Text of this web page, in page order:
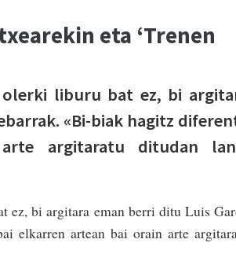
eta ‘Trenen
olerki liburu bat ez, bi
«Bi-biak hagitz
argitaratu ditudan
ez, bi argitara eman berri ditu Luis
elkarren artean bai orain arte